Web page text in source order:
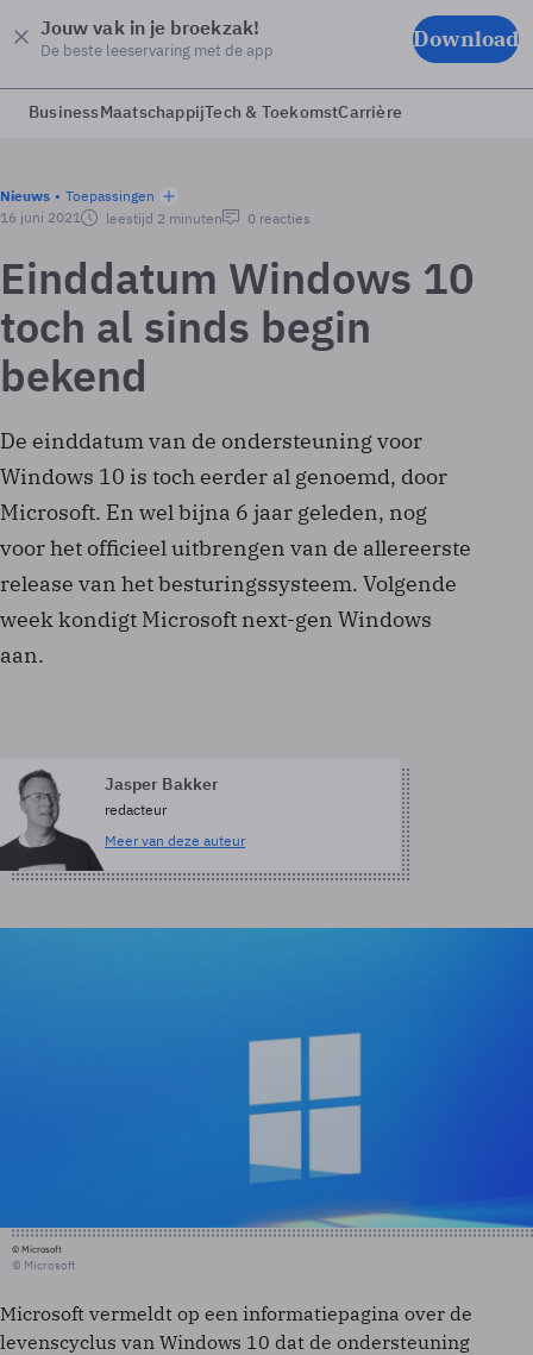
Jouw vak in je broekzak!
De beste leeservaring met de app Download
BusinessMaatschappijTech & ToekomstCarrière
Nieuws
Toepassingen
16 juni 2021
leestijd 2 minuten 0 reacties
Einddatum Windows 10
toch al sinds begin
bekend
De einddatum van de ondersteuning voor
Windows 10 is toch eerder al genoemd, door
Microsoft. En wel bijna 6 jaar geleden, nog
voor het officieel uitbrengen van de allereerste
release van het besturingssysteem. Volgende
week kondigt Microsoft next-gen Windows
aan.
Jasper Bakker
redacteur
Meer van deze auteur
© Microsoft
© Microsoft
Microsoft vermeldt op een informatiepagina over de
levenscyclus van Windows 10 dat de ondersteuning